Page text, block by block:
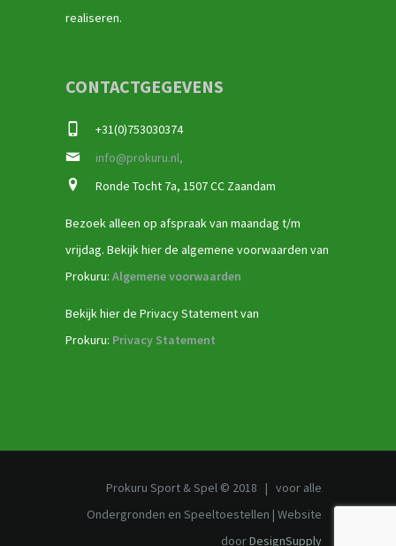
realiseren.
CONTACTGEGEVENS
+31(0)753030374
info@prokuru.nl,
Ronde Tocht 7a, 1507 CC Zaandam
Bezoek alleen op afspraak van maandag t/m
vrijdag. Bekijk hier de algemene voorwaarden van
Prokuru: Algemene voorwaarden
Bekijk hier de Privacy Statement van
Prokuru: Privacy Statement
Prokuru Sport & Spel © 2018 | voor alle
Ondergronden en Speeltoestellen | Website
doorDesignSupply